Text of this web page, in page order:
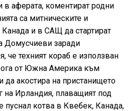
в аферата, коментират родни
са митническите и
и в САЩ да стартират
Домусчиеви заради
че техният кораб е използван
от Южна Америка към
акостира на пристанището
на Ирландия, плаващият под
пуснал котва в Квебек, Канада,